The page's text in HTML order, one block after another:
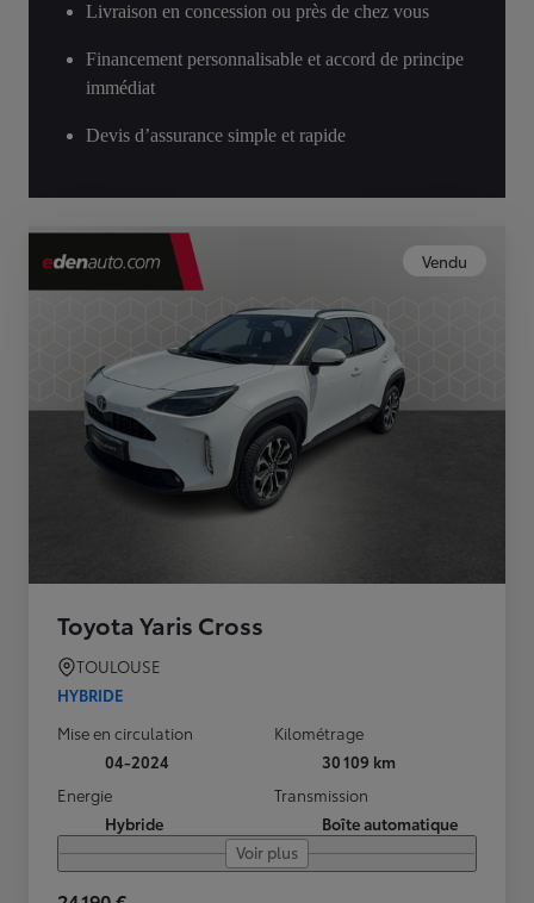
Livraison en concession ou près de chez vous
Financement personnalisable et accord de principe
immédiat
Devis d’assurance simple et rapide
Vendu
Toyota Yaris Cross
TOULOUSE
HYBRIDE
Mise en circulation
04-2024
Kilométrage
30 109 km
Energie
Hybride
Transmission
Boîte automatique
Voir plus